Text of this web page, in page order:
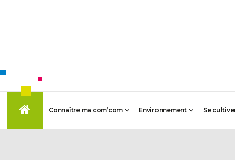
Connaître ma com’com Environnement Se